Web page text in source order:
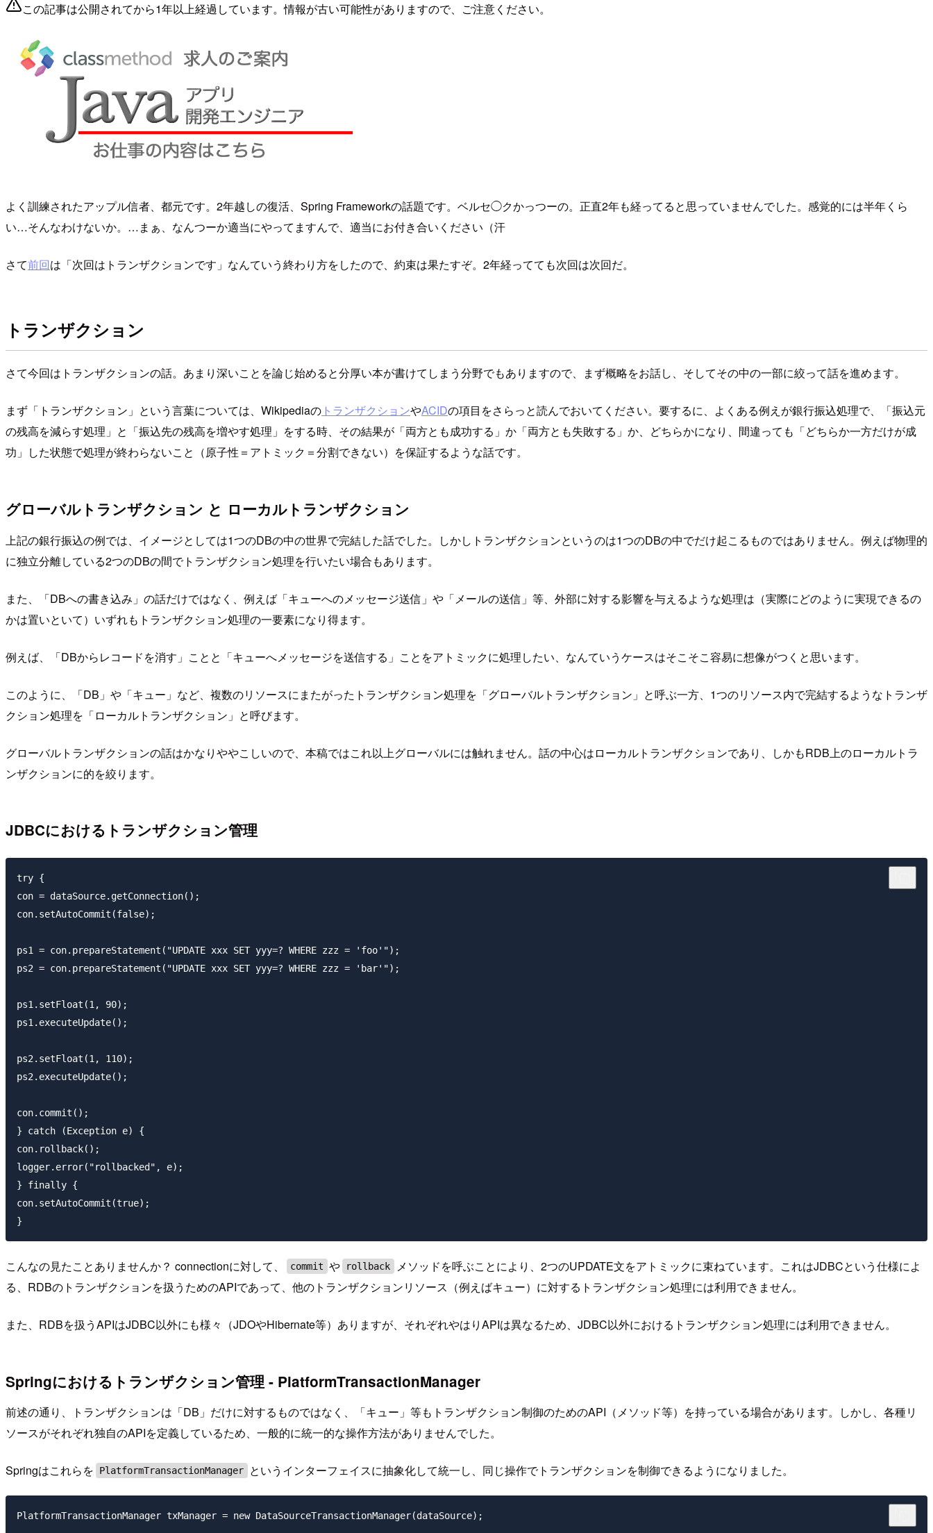
この記事は公開されてから1年以上経過しています。情報が古い可能性がありますので、ご注意ください。
よく訓練されたアップル信者、都元です。2年越しの復活、Spring Frameworkの話題です。ベルセ◯クかっつーの。正直2年も経ってると思っていませんでした。感覚的には半年くら
い…そんなわけないか。…まぁ、なんつーか適当にやってますんで、適当にお付き合いください（汗
さて前回は「次回はトランザクションです」なんていう終わり方をしたので、約束は果たすぞ。2年経ってても次回は次回だ。
トランザクション
さて今回はトランザクションの話。あまり深いことを論じ始めると分厚い本が書けてしまう分野でもありますので、まず概略をお話し、そしてその中の一部に絞って話を進めます。
まず「トランザクション」という言葉については、Wikipediaの トランザクションやACIDの項目をさらっと読んでおいてください。要するに、よくある例えが銀行振込処理で、「振込元
の残高を減らす処理」と「振込先の残高を増やす処理」をする時、その結果が「両方とも成功する」か「両方とも失敗する」か、どちらかになり、間違っても「どちらか一方だけが成
功」した状態で処理が終わらないこと（原子性＝アトミック＝分割できない）を保証するような話です。
グローバルトランザクション と ローカルトランザクション
上記の銀行振込の例では、イメージとしては1つのDBの中の世界で完結した話でした。しかしトランザクションというのは1つのDBの中でだけ起こるものではありません。例えば物理的
に独立分離している2つのDBの間でトランザクション処理を行いたい場合もあります。
また、「DBへの書き込み」の話だけではなく、例えば「キューへのメッセージ送信」や「メールの送信」等、外部に対する影響を与えるような処理は（実際にどのように実現できるの
かは置いといて）いずれもトランザクション処理の一要素になり得ます。
例えば、「DBからレコードを消す」ことと「キューへメッセージを送信する」ことをアトミックに処理したい、なんていうケースはそこそこ容易に想像がつくと思います。
このように、「DB」や「キュー」など、複数のリソースにまたがったトランザクション処理を「グローバルトランザクション」と呼ぶ一方、1つのリソース内で完結するようなトランザ
クション処理を「ローカルトランザクション」と呼びます。
グローバルトランザクションの話はかなりややこしいので、本稿ではこれ以上グローバルには触れません。話の中心はローカルトランザクションであり、しかもRDB上のローカルトラ
ンザクションに的を絞ります。
JDBCにおけるトランザクション管理
try {
con = dataSource.getConnection();
con.setAutoCommit(false);
ps1 = con.prepareStatement("UPDATE xxx SET yyy=? WHERE zzz = 'foo'");
ps2 = con.prepareStatement("UPDATE xxx SET yyy=? WHERE zzz = 'bar'");
ps1.setFloat(1, 90);
ps1.executeUpdate();
ps2.setFloat(1, 110);
ps2.executeUpdate();
con.commit();
} catch (Exception e) {
con.rollback();
logger.error("rollbacked", e);
} finally {
con.setAutoCommit(true);
こんなの見たことありませんか？ connectionに対して、 commit や rollback
メソッドを呼ぶことにより、2つのUPDATE文をアトミックに束ねています。これはJDBCという仕様によ
る、RDBのトランザクションを扱うためのAPIであって、他のトランザクションリソース（例えばキュー）に対するトランザクション処理には利用できません。
また、RDBを扱うAPIはJDBC以外にも様々（JDOやHibernate等）ありますが、それぞれやはりAPIは異なるため、JDBC以外におけるトランザクション処理には利用できません。
Springにおけるトランザクション管理 - PlatformTransactionManager
前述の通り、トランザクションは「DB」だけに対するものではなく、「キュー」等もトランザクション制御のためのAPI（メソッド等）を持っている場合があります。しかし、各種リ
ソースがそれぞれ独自のAPIを定義しているため、一般的に統一的な操作方法がありませんでした。
Springはこれらを PlatformTransactionManager というインターフェイスに抽象化して統一し、同じ操作でトランザクションを制御できるようになりました。
PlatformTransactionManager txManager = new DataSourceTransactionManager(dataSource);